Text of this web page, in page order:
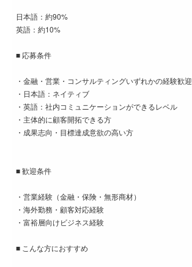
日本語：約90%
英語：約10%
■ 応募条件
・金融・営業・コンサルティングいずれかの経験歓迎
・日本語：ネイティブ
・英語：社内コミュニケーションができるレベル
・主体的に顧客開拓できる方
・成果志向・目標達成意欲の高い方
■ 歓迎条件
・営業経験（金融・保険・無形商材）
・海外勤務・顧客対応経験
・富裕層向けビジネス経験
■ こんな方におすすめ